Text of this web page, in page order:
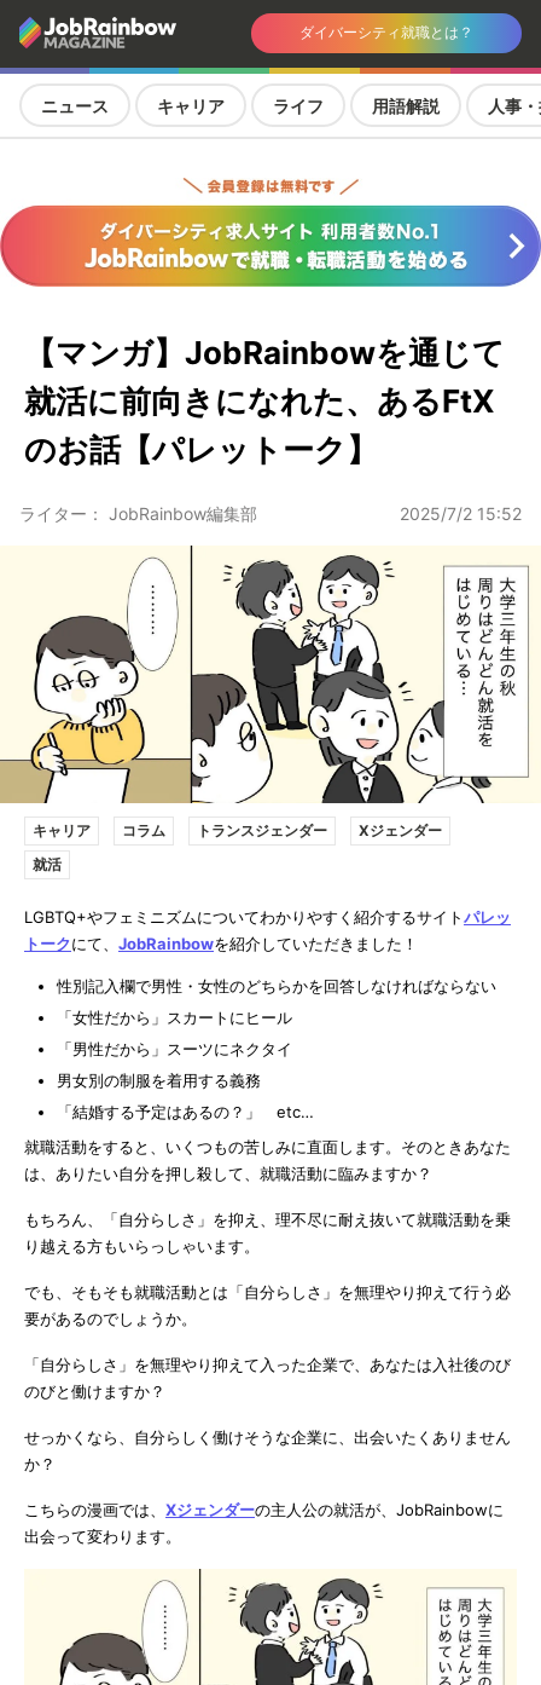
ダイバーシティ就職とは？
ニュース キャリア ライフ 用語解説 人事
【マンガ】JobRainbowを通じて
就活に前向きになれた、あるFtX
のお話【パレットーク】
ライター： JobRainbow編集部 2025/7/2 15:52
キャリア コラム トランスジェンダー
Xジェンダー
就活
LGBTQ+やフェミニズムについてわかりやすく紹介するサイトパレッ
トークにて、 JobRainbowを紹介していただきました！
性別記入欄で男性・女性のどちらかを回答しなければならない
「女性だから」スカートにヒール
「男性だから」スーツにネクタイ
男女別の制服を着用する義務
「結婚する予定はあるの？」 etc…
就職活動をすると、いくつもの苦しみに直面します。そのときあなた
は、ありたい自分を押し殺して、就職活動に臨みますか？
もちろん、「自分らしさ」を抑え、理不尽に耐え抜いて就職活動を乗
り越える方もいらっしゃいます。
でも、そもそも就職活動とは「自分らしさ」を無理やり抑えて行う必
要があるのでしょうか。
「自分らしさ」を無理やり抑えて入った企業で、あなたは入社後のび
のびと働けますか？
せっかくなら、自分らしく働けそうな企業に、出会いたくありません
か？
こちらの漫画では、 Xジェンダーの主人公の就活が、JobRainbowに
出会って変わります。